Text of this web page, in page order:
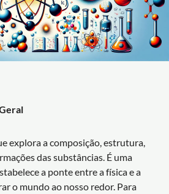
explora a composição, estrutura,
das substâncias. É uma
a ponte entre a física e a
o mundo ao nosso redor. Para